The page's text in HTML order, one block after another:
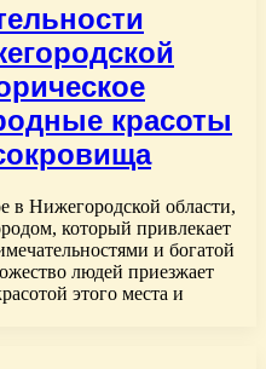
красоты
в Нижегородской области,
который привлекает
и богатой
людей приезжает
этого места и